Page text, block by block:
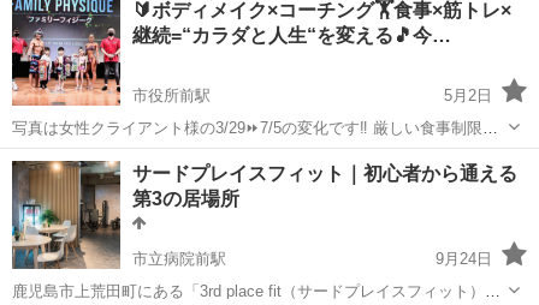
🔰ボディメイク×コーチング🏋️食事×筋トレ×
継続=“カラダと人生“を変える🎵今…
市役所前駅
5月2日
写真は女性クライアント様の3/29⏩7/5の変化です‼️ 厳しい食事制限や
辛いトレーニングもしていません🎵 💡｢自分らしく｣自信を付けるコー
チング🏋️ 💡周りに“流されな自分“と“個性“で強くなる‼️ 💡通年で安定...
鹿児島 鹿児島市 市役所前駅 その他 筋トレ
サードプレイスフィット｜初心者から通える
第3の居場所
市立病院前駅
9月24日
鹿児島市上荒田町にある「3rd place fit（サードプレイスフィット）」